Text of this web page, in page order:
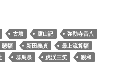
古墳 廬山記
弥勒寺音八
懸額 新田義貞
最上流算額
群馬県 虎渓三笑
親和